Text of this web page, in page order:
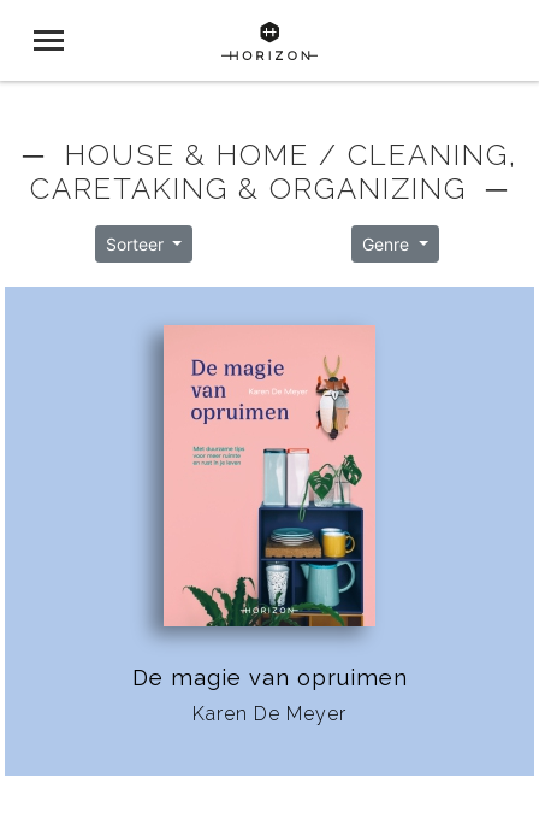
─ HOUSE & HOME / CLEANING,
CARETAKING & ORGANIZING ─
Sorteer Genre
De magie van opruimen
Karen De Meyer